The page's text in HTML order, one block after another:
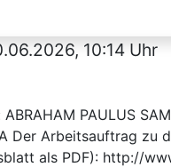
10:14 Uhr
PAULUS
Der Arbeitsauftrag
als PDF): http://